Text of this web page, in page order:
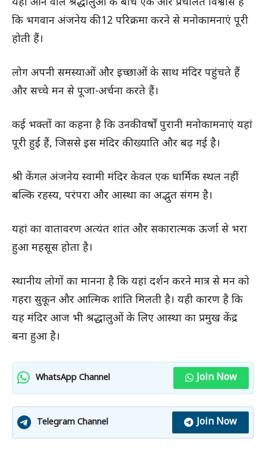
कि भगवान अंजनेय की 12 परिक्रमा करने से मनोकामनाएं पूरी
होती हैं।
लोग अपनी समस्याओं और इच्छाओं के साथ मंदिर पहुंचते हैं
और सच्चे मन से पूजा-अर्चना करते हैं।
कई भक्तों का कहना है कि उनकी वर्षों पुरानी मनोकामनाएं यहां
पूरी हुई हैं, जिससे इस मंदिर की ख्याति और बढ़ गई है।
श्री केंगल अंजनेय स्वामी मंदिर केवल एक धार्मिक स्थल नहीं
बल्कि रहस्य, परंपरा और आस्था का अद्भुत संगम है।
यहां का वातावरण अत्यंत शांत और सकारात्मक ऊर्जा से भरा
हुआ महसूस होता है।
स्थानीय लोगों का मानना है कि यहां दर्शन करने मात्र से मन को
गहरा सुकून और आत्मिक शांति मिलती है। यही कारण है कि
यह मंदिर आज भी श्रद्धालुओं के लिए आस्था का प्रमुख केंद्र
बना हुआ है।
WhatsApp Channel Join Now
Telegram Channel Join Now